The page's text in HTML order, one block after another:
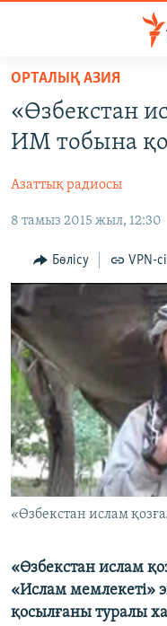
Skip
main
content
to
Navigation
Search
ЖАҢАЛЫҚТАР
ҚАҢТАР ОҚИҒАСЫ
АДАМ ҚҰҚЫҚТАРЫ
ӘЛЕУМЕТ
ӘЛЕМ
АРНАЙЫ ЖОБАЛАР
Русский
ЖАЗЫЛЫҢЫЗ
Басқа тілдерде
ОРТАЛЫҚ АЗИЯ
«Өзбекстан
ИМ тобына
Азаттық радиосы
8 тамыз 2015 жыл, 12:30
Бөлісу VPN-
«Өзбекстан ислам
«Өзбекстан ислам
«Ислам мемлекеті»
қосылғаны туралы